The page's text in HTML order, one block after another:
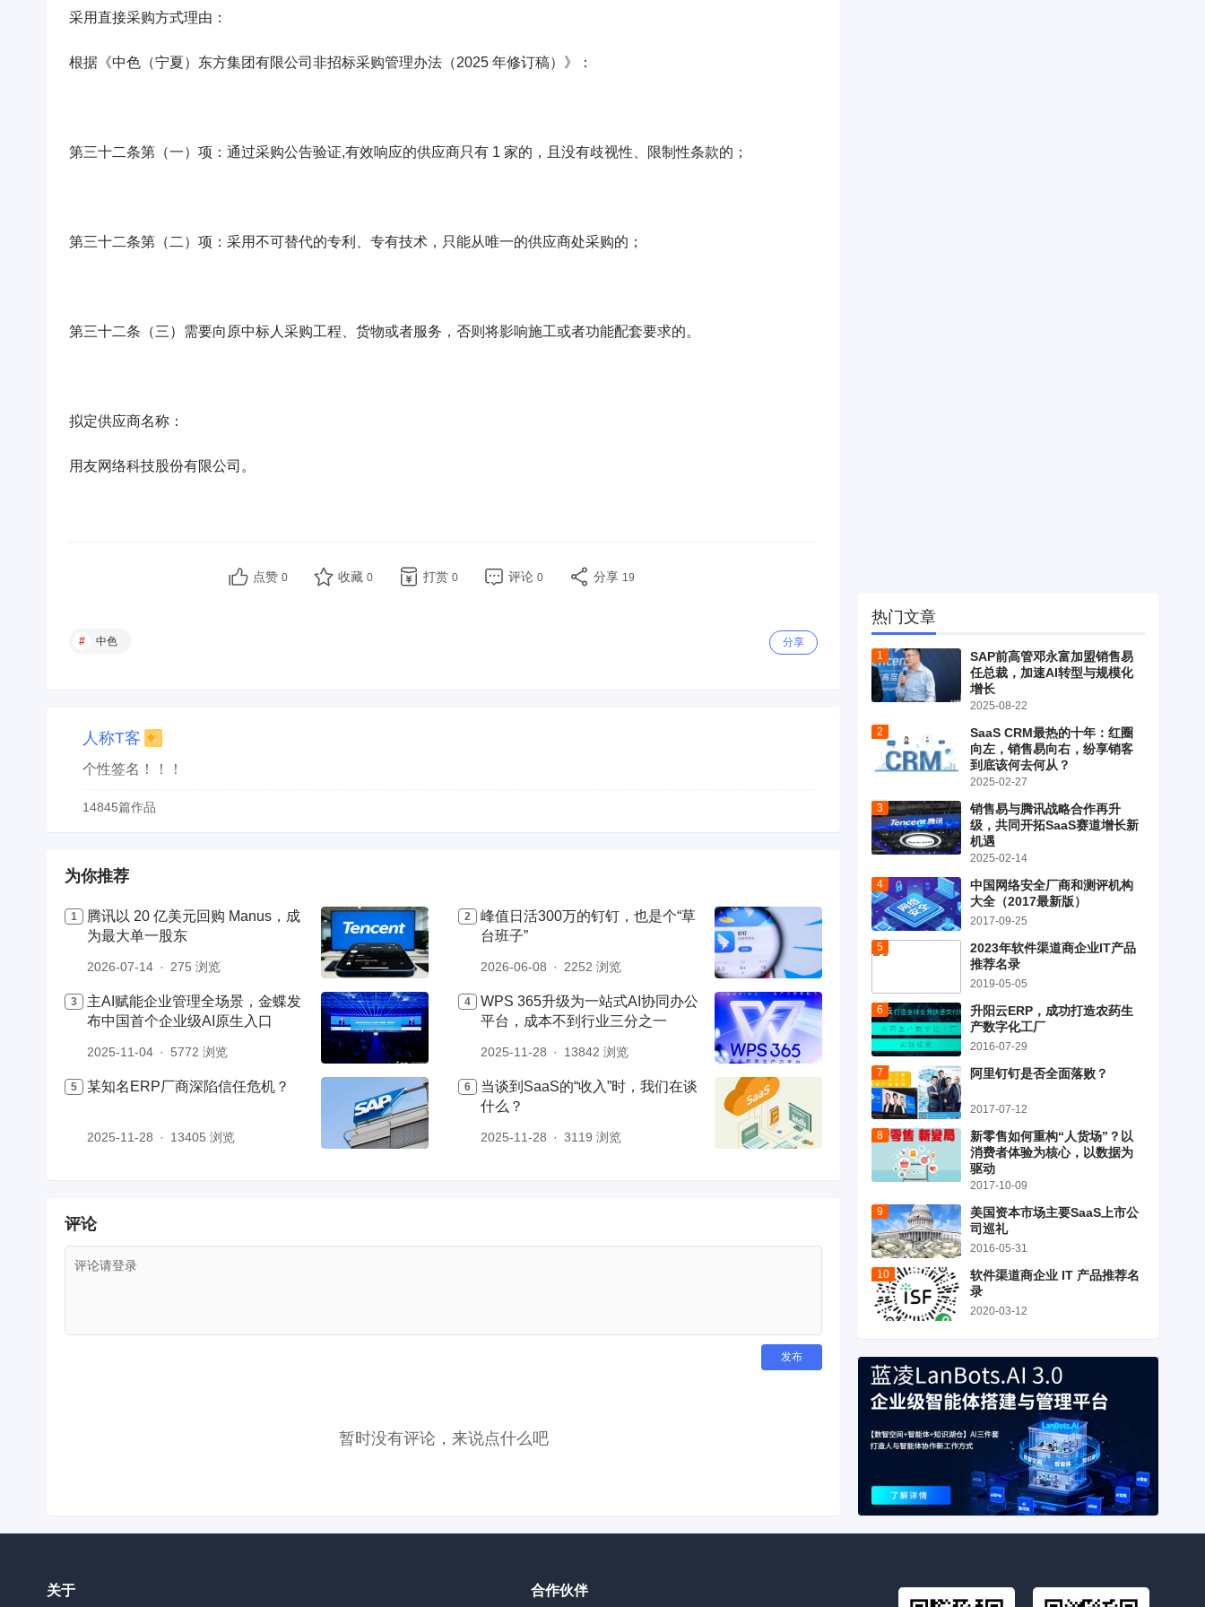
采用直接采购方式理由：
根据《中色（宁夏）东方集团有限公司非招标采购管理办法（2025 年修订稿）》：
第三十二条第（一）项：通过采购公告验证,有效响应的供应商只有 1 家的，且没有歧视性、限制性条款的；
第三十二条第（二）项：采用不可替代的专利、专有技术，只能从唯一的供应商处采购的；
第三十二条（三）需要向原中标人采购工程、货物或者服务，否则将影响施工或者功能配套要求的。
拟定供应商名称：
用友网络科技股份有限公司。
点赞 0 收藏 0 打赏 0 评论 0 分享 19
中色 分享
人称T客
个性签名！！！
14845篇作品
为你推荐
腾讯以 20 亿美元回购 Manus，成
为最大单一股东
2026-07-14 275 浏览
峰值日活300万的钉钉，也是个“草
台班子”
2026-06-08 2252 浏览
主AI赋能企业管理全场景，金蝶发
布中国首个企业级AI原生入口
2025-11-04 5772 浏览
WPS 365升级为一站式AI协同办公
平台，成本不到行业三分之一
2025-11-28 13842 浏览
某知名ERP厂商深陷信任危机？
2025-11-28 13405 浏览
当谈到SaaS的“收入”时，我们在谈
什么？
2025-11-28 3119 浏览
评论
评论请登录
暂时没有评论，来说点什么吧
热门文章
SAP前高管邓永富加盟销售易
任总裁，加速AI转型与规模化
增长
2025-08-22
SaaS CRM最热的十年：红圈
向左，销售易向右，纷享销客
到底该何去何从？
2025-02-27
销售易与腾讯战略合作再升
级，共同开拓SaaS赛道增长新
机遇
2025-02-14
中国网络安全厂商和测评机构
大全（2017最新版）
2017-09-25
2023年软件渠道商企业IT产品
推荐名录
2019-05-05
升阳云ERP，成功打造农药生
产数字化工厂
2016-07-29
阿里钉钉是否全面落败？
2017-07-12
新零售如何重构“人货场”？以
消费者体验为核心，以数据为
驱动
2017-10-09
美国资本市场主要SaaS上市公
司巡礼
2016-05-31
软件渠道商企业 IT 产品推荐名
录
2020-03-12
关于 合作伙伴